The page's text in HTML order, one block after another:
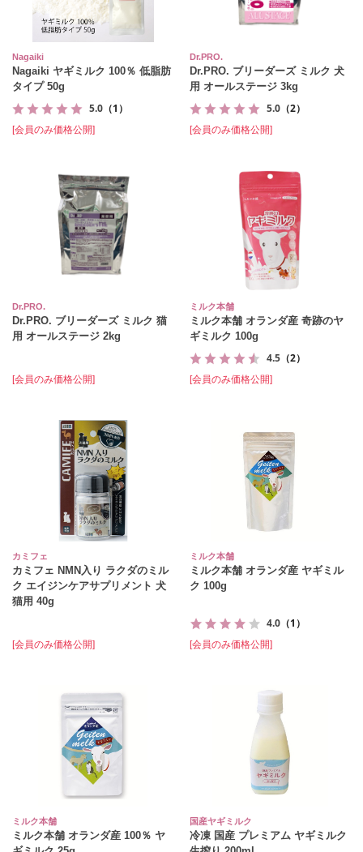
Nagaiki
Nagaiki ヤギミルク 100％ 低脂肪
タイプ 50g
5.0 （1）
[会員のみ価格公開]
Dr.PRO.
Dr.PRO. ブリーダーズ ミルク 犬
用 オールステージ 3kg
5.0 （2）
[会員のみ価格公開]
Dr.PRO.
Dr.PRO. ブリーダーズ ミルク 猫
用 オールステージ 2kg
[会員のみ価格公開]
ミルク本舗
ミルク本舗 オランダ産 奇跡のヤ
ギミルク 100g
4.5 （2）
[会員のみ価格公開]
カミフェ
カミフェ NMN入り ラクダのミル
ク エイジンケアサプリメント 犬
猫用 40g
[会員のみ価格公開]
ミルク本舗
ミルク本舗 オランダ産 ヤギミル
ク 100g
4.0 （1）
[会員のみ価格公開]
ミルク本舗
ミルク本舗 オランダ産 100％ ヤ
国産ヤギミルク
冷凍 国産 プレミアム ヤギミルク